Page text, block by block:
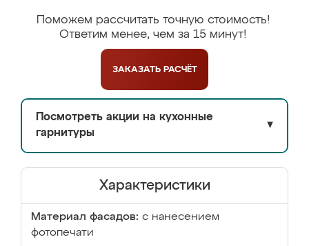
Поможем рассчитать точную стоимость!
Ответим менее, чем за 15 минут!
ЗАКАЗАТЬ РАСЧЁТ
Посмотреть акции на кухонные
гарнитуры
▼
Характеристики
Материал фасадов: с нанесением
фотопечати